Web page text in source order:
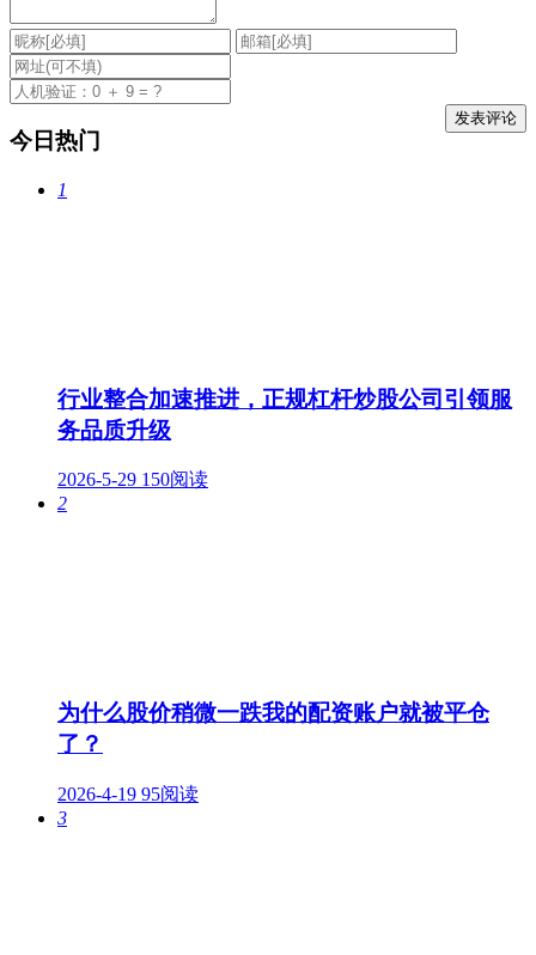
今日热门
1
行业整合加速推进，正规杠杆炒股公司引领服
务品质升级
2026-5-29 150阅读
2
为什么股价稍微一跌我的配资账户就被平仓
了？
2026-4-19 95阅读
3